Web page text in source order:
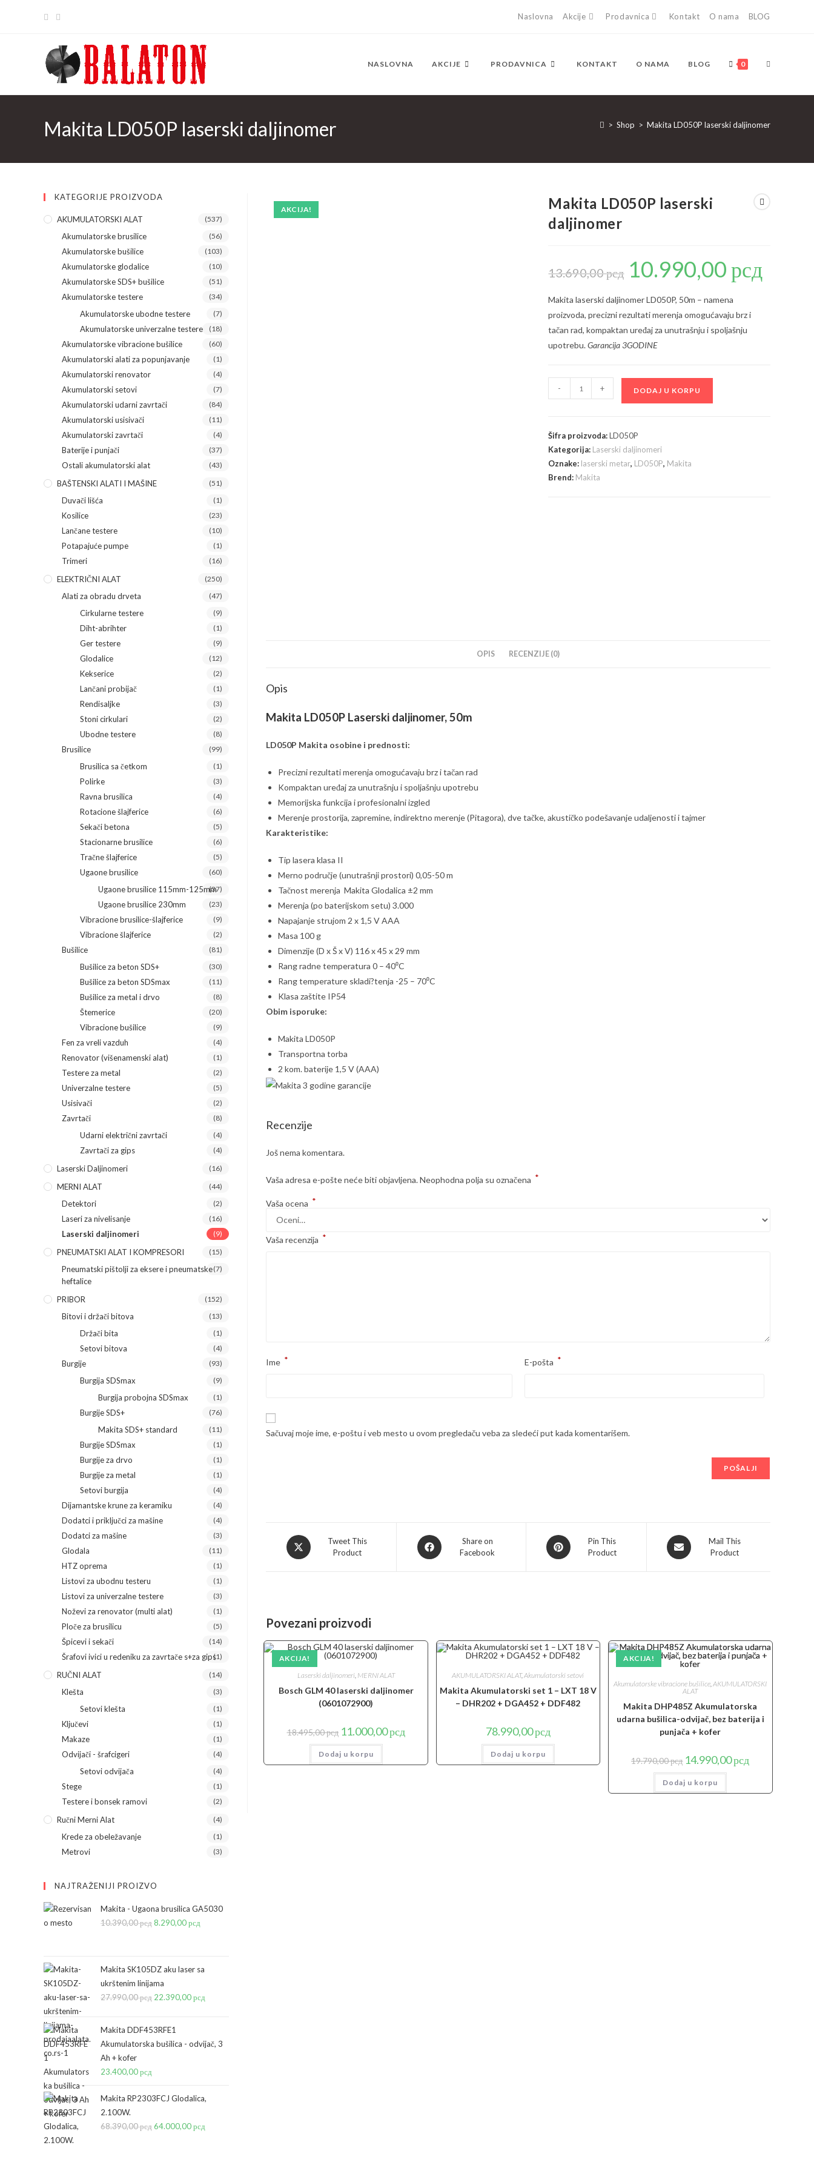
Naslovna Akcije Prodavnica Kontakt O nama BLOG
NASLOVNA AKCIJE PRODAVNICA KONTAKT O NAMA BLOG 0 TOGGLE
WEBSITE
Makita LD050P laserski daljinomer > Shop > Makita LD050P laserski daljinomer
AKCIJA!
Makita LD050P laserski
daljinomer
13.690,00рсд
Originalna
cena
je
13.690,00 рсд.
10.990,00рсдje:
Makita laserski daljinomer LD050P, 50m – namena
proizvoda, precizni rezultati merenja omogućavaju brz i
tačan rad, kompaktan uređaj za unutrašnju i spoljašnju
upotrebu.Garancija 3GODINE
LD050P
daljinomer
količina
- + DODAJ U KORPU
Šifra proizvoda:LD050P
Kategorija: Laserski daljinomeri
Oznake: laserski metar, LD050P, Makita
Brend: Makita
OPIS RECENZIJE (0)
Opis
Makita LD050P Laserski daljinomer, 50m
LD050P Makita osobine i prednosti:
Precizni rezultati merenja omogućavaju brz i tačan rad
Kompaktan uređaj za unutrašnju i spoljašnju upotrebu
Memorijska funkcija i profesionalni izgled
Merenje prostorija, zapremine, indirektno merenje (Pitagora), dve tačke, akustičko podešavanje udaljenosti i tajmer
Karakteristike:
Tip lasera klasa II
Merno područje (unutrašnji prostori) 0,05-50 m
Tačnost merenja Makita Glodalica ±2 mm
Merenja (po baterijskom setu) 3.000
Napajanje strujom 2 x 1,5 V AAA
Masa 100 g
Dimenzije (D x Š x V) 116 x 45 x 29 mm
Rang radne temperatura 0 – 40⁰C
Rang temperature skladi?tenja -25 – 70⁰C
Klasa zaštite IP54
Obim isporuke:
Makita LD050P
Transportna torba
2 kom. baterije 1,5 V (AAA)
Recenzije
Još nema komentara.
Vaša adresa e-pošte neće biti objavljena.Neophodna polja su označena *
Vaša ocena *
Vaša recenzija *
Ime * E-pošta *
Sačuvaj moje ime, e-poštu i veb mesto u ovom pregledaču veba za sledeći put kada komentarišem.
Opens
in
Tweet This
Product
Opens
in
Share on
Facebook
Opens
in
Pin This
Product
Opens
in
Mail This
Product
Povezani proizvodi
AKCIJA!
Laserski daljinomeri, MERNI ALAT
Bosch GLM 40 laserski daljinomer
(0601072900)
18.495,00рсд Originalna
cena
je
bila:
18.495,00 рсд.
11.000,00рсдTrenutna
cena
Dodaj u korpu
AKUMULATORSKI ALAT,Akumulatorski setovi
Makita Akumulatorski set 1 – LXT 18 V
– DHR202 + DGA452 + DDF482
78.990,00рсд
Dodaj u korpu
AKCIJA!
Akumulatorske vibracione bušilice ,AKUMULATORSKI
ALAT
Makita DHP485Z Akumulatorska
udarna bušilica-odvijač, bez baterija i
punjača + kofer
19.790,00рсд Originalna
cena
je
bila:
19.790,00 рсд.
14.990,00рсдTrenutna
cena
Dodaj u korpu
KATEGORIJE PROIZVODA
AKUMULATORSKI ALAT (537)
Akumulatorske brusilice (56)
Akumulatorske bušilice (103)
Akumulatorske glodalice (10)
Akumulatorske SDS+ bušilice (51)
Akumulatorske testere (34)
Akumulatorske ubodne testere (7)
Akumulatorske univerzalne testere (18)
Akumulatorske vibracione bušilice (60)
Akumulatorski alati za popunjavanje (1)
Akumulatorski renovator (4)
Akumulatorski setovi (7)
Akumulatorski udarni zavrtači (84)
Akumulatorski usisivači (11)
Akumulatorski zavrtači (4)
Baterije i punjači (37)
Ostali akumulatorski alat (43)
BAŠTENSKI ALATI I MAŠINE (51)
Duvači lišća (1)
Kosilice (23)
Lančane testere (10)
Potapajuće pumpe (1)
Trimeri (16)
ELEKTRIČNI ALAT (250)
Alati za obradu drveta (47)
Cirkularne testere (9)
Diht-abrihter (1)
Ger testere (9)
Glodalice (12)
Kekserice (2)
Lančani probijač (1)
Rendisaljke (3)
Stoni cirkulari (2)
Ubodne testere (8)
Brusilice (99)
Brusilica sa četkom (1)
Polirke (3)
Ravna brusilica (4)
Rotacione šlajferice (6)
Sekači betona (5)
Stacionarne brusilice (6)
Tračne šlajferice (5)
Ugaone brusilice (60)
Ugaone brusilice 115mm-125mm
(37)
Ugaone brusilice 230mm (23)
Vibracione brusilice-šlajferice (9)
Vibracione šlajferice (2)
Bušilice (81)
Bušilice za beton SDS+ (30)
Bušilice za beton SDSmax (11)
Bušilice za metal i drvo (8)
Štemerice (20)
Vibracione bušilice (9)
Fen za vreli vazduh (4)
Renovator (višenamenski alat) (1)
Testere za metal (2)
Univerzalne testere (5)
Usisivači (2)
Zavrtači (8)
Udarni električni zavrtači (4)
Zavrtači za gips (4)
Laserski Daljinomeri (16)
MERNI ALAT (44)
Detektori (2)
Laseri za nivelisanje (16)
Laserski daljinomeri (9)
PNEUMATSKI ALAT I KOMPRESORI (15)
Pneumatski pištolji za eksere i pneumatske
heftalice
(7)
PRIBOR (152)
Bitovi i držači bitova (13)
Držači bita (1)
Setovi bitova (4)
Burgije (93)
Burgija SDSmax (9)
Burgija probojna SDSmax (1)
Burgije SDS+ (76)
Makita SDS+ standard (11)
Burgije SDSmax (1)
Burgije za drvo (1)
Burgije za metal (1)
Setovi burgija (4)
Dijamantske krune za keramiku (4)
Dodatci i priključci za mašine (4)
Dodatci za mašine (3)
Glodala (11)
HTZ oprema (1)
Listovi za ubodnu testeru (1)
Listovi za univerzalne testere (3)
Noževi za renovator (multi alat) (1)
Ploče za brusilicu (5)
Špicevi i sekači (14)
Šrafovi ivici u redeniku za zavrtače s+za gips(1)
RUČNI ALAT (14)
Klešta (3)
Setovi klešta (1)
Ključevi (1)
Makaze (1)
Odvijači - šrafcigeri (4)
Setovi odvijača (4)
Stege (1)
Testere i bonsek ramovi (2)
Ručni Merni Alat (4)
Krede za obeležavanje (1)
Metrovi (3)
NAJTRAŽENIJI PROIZVO
Makita - Ugaona brusilica GA5030
10.390,00рсдOriginalna
bila:
10.390,00 рсд.
8.290,00рсд
8.290,00 рсд.
Makita SK105DZ aku laser sa
ukrštenim linijama
27.990,00рсд Originalna
je
bila:
22.390,00рсд
22.390,00 рсд.
Makita DDF453RFE1
Akumulatorska bušilica - odvijač, 3
Ah + kofer
23.400,00рсд
Makita RP2303FCJ Glodalica,
2.100W.
68.390,00рсдOriginalna
64.000,00рсд